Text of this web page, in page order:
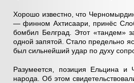
Хорошо известно, что
— финном Ахтисаари, принёс
бомбил Белград. Этот «тандем»
одной запятой. Стало предельно
был сильнейший удар по духу
Разумеется, позиция Ельцина и
народа. Об этом